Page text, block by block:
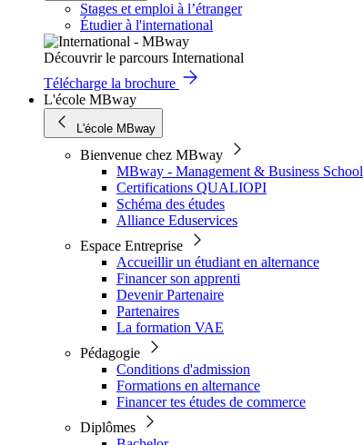
Stages et emploi à l’étranger
Étudier à l'international
Découvrir le parcours International
Télécharge la brochure
L'école MBway
L'école MBway
Bienvenue chez MBway
MBway - Management & Business School
Certifications QUALIOPI
Schéma des études
Alliance Eduservices
Espace Entreprise
Accueillir un étudiant en alternance
Financer son apprenti
Devenir Partenaire
Partenaires
La formation VAE
Pédagogie
Conditions d'admission
Formations en alternance
Financer tes études de commerce
Diplômes